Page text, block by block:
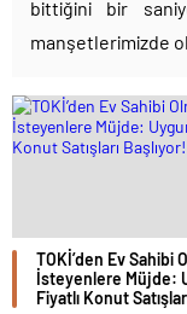
bittiğini bir
manşetlerimizde
TOKİ’den Ev Sahibi
İsteyenlere Müjde:
Fiyatlı Konut